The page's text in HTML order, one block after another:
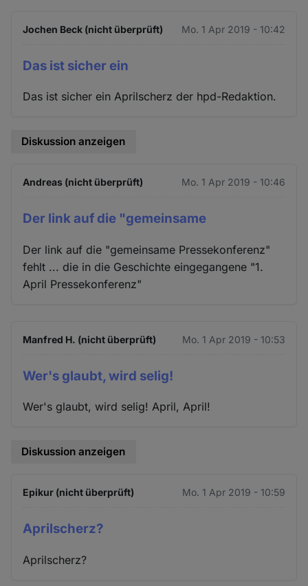
Jochen Beck (nicht überprüft) Mo. 1 Apr 2019 - 10:42
Das ist sicher ein
Das ist sicher ein Aprilscherz der hpd-Redaktion.
Diskussion anzeigen
Andreas (nicht überprüft) Mo. 1 Apr 2019 - 10:46
Der link auf die "gemeinsame
Der link auf die "gemeinsame Pressekonferenz"
fehlt ... die in die Geschichte eingegangene "1.
April Pressekonferenz"
Manfred H. (nicht überprüft) Mo. 1 Apr 2019 - 10:53
Wer's glaubt, wird selig!
Wer's glaubt, wird selig! April, April!
Diskussion anzeigen
Epikur (nicht überprüft) Mo. 1 Apr 2019 - 10:59
Aprilscherz?
Aprilscherz?